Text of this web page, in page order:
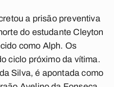
a prisão preventiva
do estudante Cleyton
como Alph. Os
ciclo próximo da vítima.
Silva, é apontada como